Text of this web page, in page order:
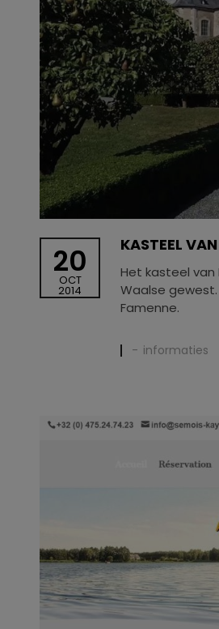
20
OCT
2014
KASTEEL
Het kasteel
Waalse
Famenne.
informaties